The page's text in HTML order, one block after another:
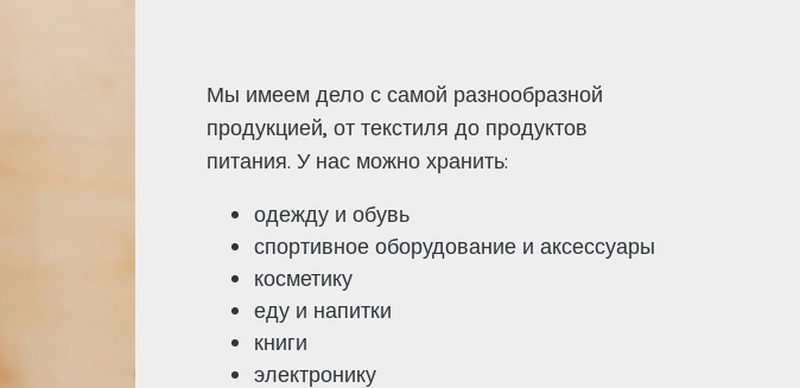
Мы имеем дело с самой разнообразной
продукцией, от текстиля до продуктов
питания. У нас можно хранить:
одежду и обувь
спортивное оборудование и аксессуары
косметику
еду и напитки
книги
электронику